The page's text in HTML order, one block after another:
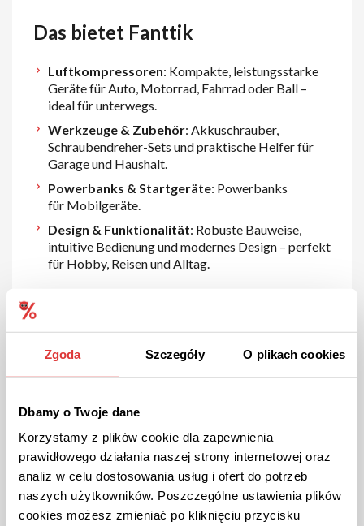
Zgoda Szczegóły O plikach cookies
Dbamy o Twoje dane
Korzystamy z plików cookie dla zapewnienia
prawidłowego działania naszej strony internetowej oraz
analiz w celu dostosowania usług i ofert do potrzeb
naszych użytkowników. Poszczególne ustawienia plików
cookies możesz zmieniać po kliknięciu przycisku
Das bietet Fanttik
Luftkompressoren: Kompakte, leistungsstarke
Geräte für Auto, Motorrad, Fahrrad oder Ball –
ideal für unterwegs.
Werkzeuge & Zubehör: Akkuschrauber,
Schraubendreher-Sets und praktische Helfer für
Garage und Haushalt.
Powerbanks & Startgeräte: Powerbanks
für Mobilgeräte.
Design & Funktionalität: Robuste Bauweise,
intuitive Bedienung und modernes Design – perfekt
für Hobby, Reisen und Alltag.
Warum Fanttik?
Akkulaufzeit und hoher Effizienz.
Mobil & kompakt: Ideal für unterwegs, Camping,
dir hochwertige Technik mit exklusiven
Rabattcodesund Gutscheincodes.
Regelmäßige Angebote & Ausverkäufe: Spare
zusätzlich bei saisonalenRabattenund speziellen
Angeboten im Onlineshop.